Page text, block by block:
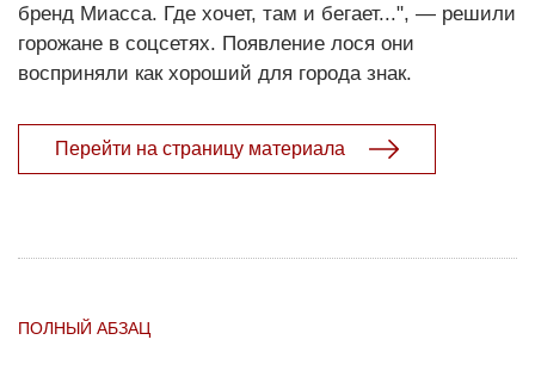
бренд Миасса. Где хочет, там и бегает...", — решили
горожане в соцсетях. Появление лося они
восприняли как хороший для города знак.
Перейти на страницу материала
ПОЛНЫЙ АБЗАЦ